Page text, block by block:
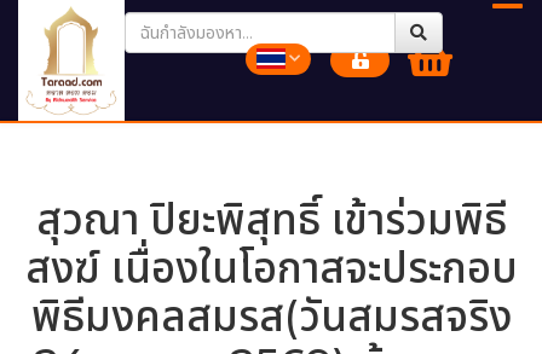
สุวณา ปิยะพิสุทธิ์ เข้าร่วมพิธี
สงฆ์ เนื่องในโอกาสจะประกอบ
พิธีมงคลสมรส(วันสมรสจริง